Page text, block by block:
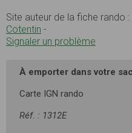
Site auteur de la fiche rando :
Cotentin -
Signaler un problème
À emporter dans votre
Carte IGN rando
Réf. : 1312E